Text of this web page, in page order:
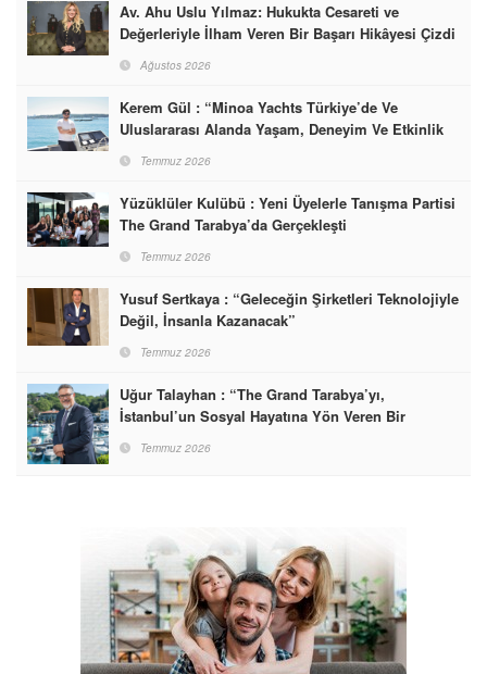
Av. Ahu Uslu Yılmaz: Hukukta Cesareti ve
Değerleriyle İlham Veren Bir Başarı Hikâyesi Çizdi
Ağustos 2026
Kerem Gül : “Minoa Yachts Türkiye’de Ve
Uluslararası Alanda Yaşam, Deneyim Ve Etkinlik
Markası Olacak”
Temmuz 2026
Yüzüklüler Kulübü : Yeni Üyelerle Tanışma Partisi
The Grand Tarabya’da Gerçekleşti
Temmuz 2026
Yusuf Sertkaya : “Geleceğin Şirketleri Teknolojiyle
Değil, İnsanla Kazanacak”
Temmuz 2026
Uğur Talayhan : “The Grand Tarabya’yı,
İstanbul’un Sosyal Hayatına Yön Veren Bir
Destinasyon Haline Getirmeyi Hedefliyorum”
Temmuz 2026